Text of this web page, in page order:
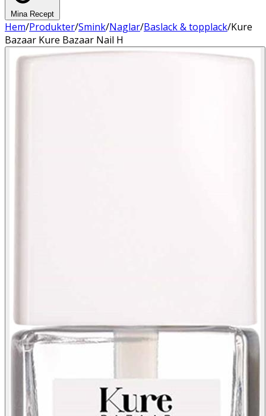
Mina Recept
Hem/Produkter/Smink/Naglar/Baslack & topplack/Kure
Bazaar Kure Bazaar Nail H